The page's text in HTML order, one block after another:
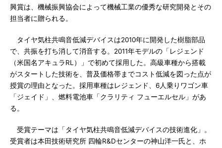
興賞は、機械振興協会によって機械工業の優秀な研究開発とその
担当者に贈られる。
タイヤ気柱共鳴音低減デバイスは2010年に開発した樹脂部品
で、共振を打ち消して消音する。2011年モデルの「レジェンド
（米国名アキュラRL）」で初めて採用した。高級車種から搭載
がスタートした技術を、普及価格帯までコスト低減を図った点が
授賞の理由となった。採用車種はレジェンド、6人乗りワゴン車
「ジェイド」、燃料電池車「クラリティ フューエルセル」があ
る。
受賞テーマは「タイヤ気柱共鳴音低減デバイスの技術進化」。
受賞者は本田技術研究所 四輪R&Dセンターの神山洋一氏と、ホ